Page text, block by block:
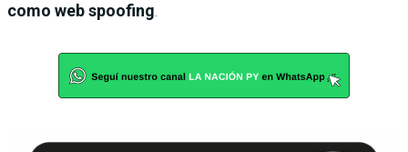
como web spoofing.